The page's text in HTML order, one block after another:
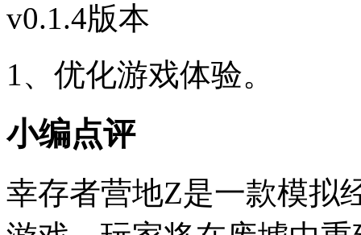
v0.1.4版本
1、优化游戏体验。
小编点评
幸存者营地Z是一款模拟